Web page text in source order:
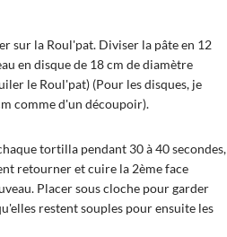
sur la Roul'pat. Diviser la pâte en 12
en disque de 18 cm de diamètre
le Roul'pat) (Pour les disques, je
comme d'un découpoir).
tortilla pendant 30 à 40 secondes,
retourner et cuire la 2ème face
Placer sous cloche pour garder
restent souples pour ensuite les